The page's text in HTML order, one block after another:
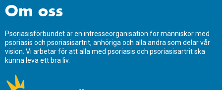
Om oss
Psoriasisförbundet är en intresseorganisation för människor med
psoriasis och psoriasisartrit, anhöriga och alla andra som delar vår
vision. Vi arbetar för att alla med psoriasis och psoriasisartrit ska
kunna leva ett bra liv.